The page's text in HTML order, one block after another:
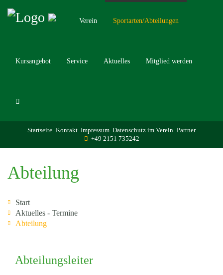
Verein Sportarten/Abteilungen
Kursangebot Service Aktuelles Mitglied werden
Startseite Kontakt Impressum Datenschutz im Verein Partner
+49 2151 735242
Abteilung
Start
Aktuelles - Termine
Abteilung
Abteilungsleiter